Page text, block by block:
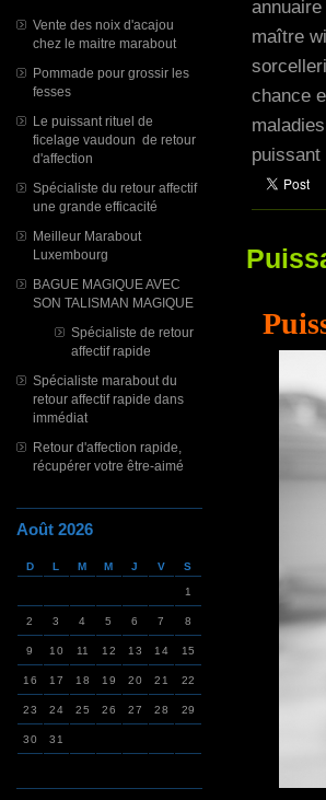
Vente des noix d'acajou
chez le maitre marabout
Pommade pour grossir les
fesses
Le puissant rituel de
ficelage vaudoun de retour
d'affection
Spécialiste du retour affectif
une grande efficacité
Meilleur Marabout
Luxembourg
BAGUE MAGIQUE AVEC
SON TALISMAN MAGIQUE
Spécialiste de retour
affectif rapide
Spécialiste marabout du
retour affectif rapide dans
immédiat
Retour d'affection rapide,
récupérer votre être-aimé
Août 2026
D L M M J V S
1
2 3 4 5 6 7 8
9 10 11 12 13 14 15
16 17 18 19 20 21 22
23 24 25 26 27 28 29
30 31
maître
chance
puissant